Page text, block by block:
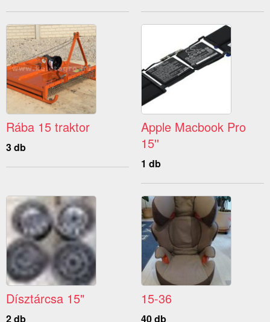
Rába 15 traktor
3 db
Apple Macbook Pro
15''
1 db
Dísztárcsa 15"
2 db
15-36
40 db